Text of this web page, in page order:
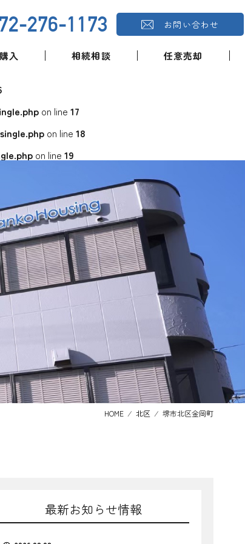
276-1173 お問い合わせ
購入 相続相談 任意売却
on line 17
on line 18
on line 19
HOME ⁄ 北区 ⁄ 堺市北区金岡町
最新お知らせ情報